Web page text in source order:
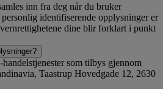
inn fra deg når du bruker
identifiserende opplysninger er
dine blir forklart i punkt
som tilbys gjennom
Taastrup Hovedgade 12, 2630